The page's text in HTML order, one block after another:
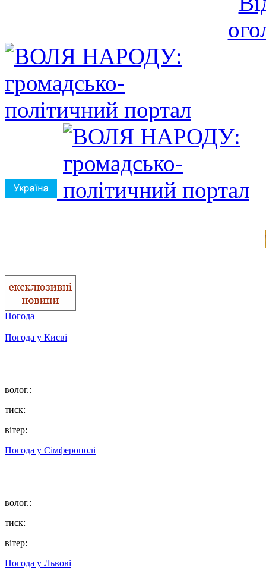
Погода
Погода у Києві
волог.:
тиск:
вітер:
Погода у Сімферополі
волог.:
тиск:
вітер:
Погода у Львові